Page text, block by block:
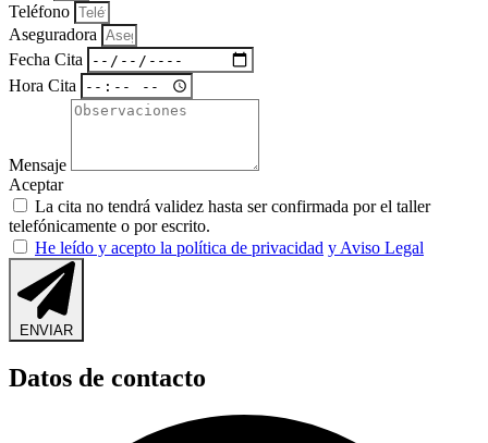
Teléfono
Aseguradora
Fecha Cita
Hora Cita
Mensaje
Aceptar
La cita no tendrá validez hasta ser confirmada por el taller
telefónicamente o por escrito.
He leído y acepto la política de privacidad y Aviso Legal
ENVIAR
Datos de contacto